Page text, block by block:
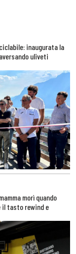
inaugurata la
uliveti
morì quando
il tasto rewind e